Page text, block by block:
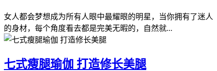
女人都会梦想成为所有人眼中最耀眼的明星，当你拥有了迷人
的身材，每个角度看去都是完美无暇的，自然就...
七式瘦腿瑜伽 打造修长美腿